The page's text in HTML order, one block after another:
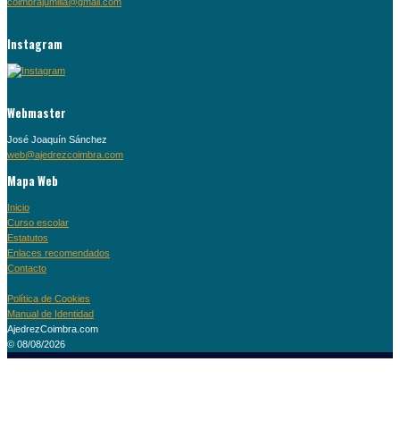
Instagram
Webmaster
José Joaquín Sánchez
web@ajedrezcoimbra.com
Mapa Web
Inicio
Curso escolar
Estatutos
Enlaces recomendados
Contacto
Política de Cookies
Manual de Identidad
AjedrezCoimbra.com
© 08/08/2026